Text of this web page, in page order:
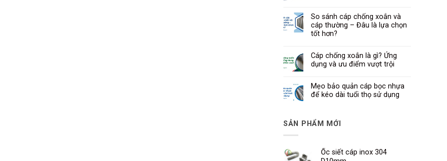
So sánh cáp chống xoắn và
cáp thường – Đâu là lựa chọn
tốt hơn?
Cáp chống xoắn là gì? Ứng
dụng và ưu điểm vượt trội
Mẹo bảo quản cáp bọc nhựa
để kéo dài tuổi thọ sử dụng
SẢN PHẨM MỚI
Ốc siết cáp inox 304